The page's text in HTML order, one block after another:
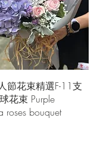
快速瀏覽
節花束精選F-11支
花束 Purple
roses bouquet